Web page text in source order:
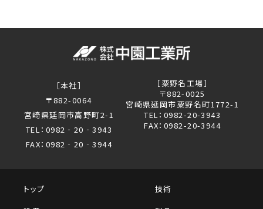
［本社］
〒882-0064
宮崎県延岡市高野町2-1
TEL：0982‐20‐3943
FAX：0982‐20‐3944
［粟野名工場］
〒882-0025
宮崎県延岡市粟野名町1772-1
TEL：0982-20-3943
FAX：0982-20-3944
トップ
技術